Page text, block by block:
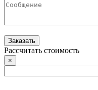
Рассчитать стоимость
×